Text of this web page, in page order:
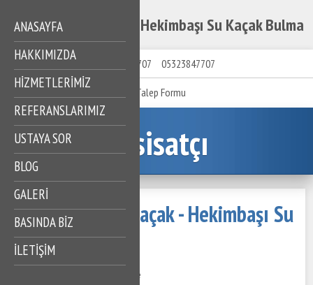
Hekimbaşı Su Kaçak - Hekimbaşı Su Kaçak Bulma
ANASAYFA
HAKKIMIZDA
HIZMETLERIMIZ
REFERANSLARIMIZ
USTAYA SOR
BLOG
GALERİ
BASINDA BİZ
İLETİŞİM
05323847707 05323847707
Talep Formu
Tesisatçı
Hekimbaşı Su Kaçak - Hekimbaşı Su
Kaçak Bulma
513 Görüntüleme